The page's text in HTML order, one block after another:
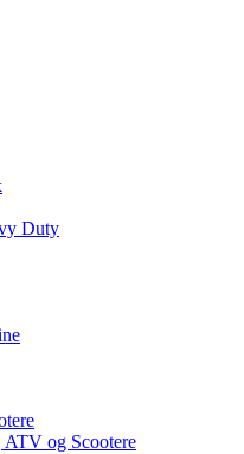
Duty
og Scootere